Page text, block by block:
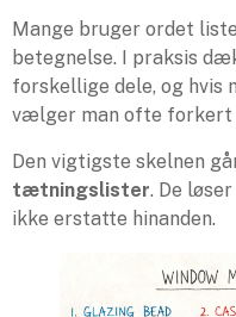
Mange bruger ordet
betegnelse. I praksis
forskellige dele, og hvis
vælger man ofte forkert
Den vigtigste skelnen
tætningslister. De
ikke erstatte hinanden.